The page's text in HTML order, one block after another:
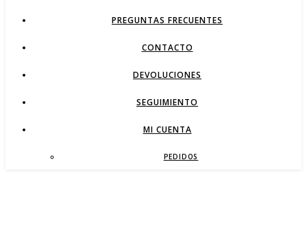
PREGUNTAS FRECUENTES
CONTACTO
DEVOLUCIONES
SEGUIMIENTO
MI CUENTA
PEDIDOS